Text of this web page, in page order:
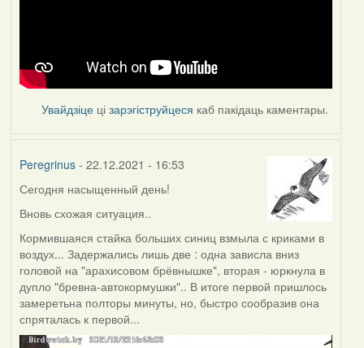
Увайдзіце цізарэгіструйцеся каб пакідаць каментары.
Peregrinus- 22.12.2021 - 16:53
Сегодня насыщенный день!
Вновь схожая ситуация..
Кормившаяся стайка больших синиц взмыла с криками в
воздух... Задержались лишь две : одна зависла вниз
головой на "арахисовом брёвнышке", вторая - юркнула в
дупло "бревна-автокормушки".. В итоге первой пришлось
замеретьна полторы минуты, но, быстро сообразив она
спряталась к первой...